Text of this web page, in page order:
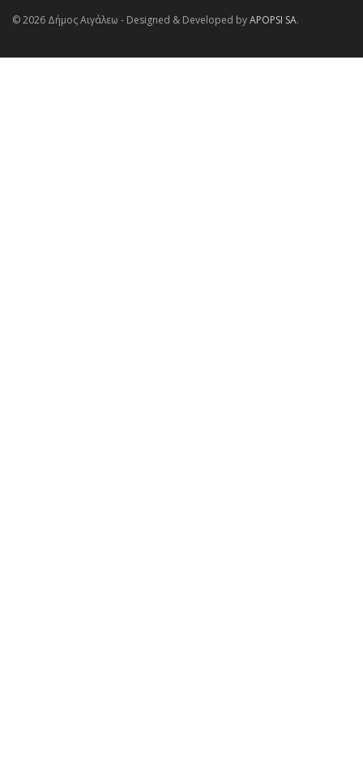
© 2026 Δήμος Αιγάλεω - Designed & Developed byAPOPSI SA.